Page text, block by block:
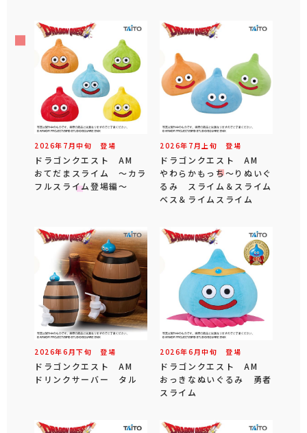
2026年 7 月中旬 登場
ドラゴンクエスト AM
おてだまスライム ～カラ
フルスライム登場編～
2026年 7 月 上旬 登場
ドラゴンクエスト AM
やわらかもっち～りぬいぐ
るみ スライム＆スライム
ベス＆ライムスライム
2026年6 月下旬 登場
ドラゴンクエスト AM
ドリンクサーバー タル
2026年6 月中旬 登場
ドラゴンクエスト AM
おっきなぬいぐるみ 勇者
スライム